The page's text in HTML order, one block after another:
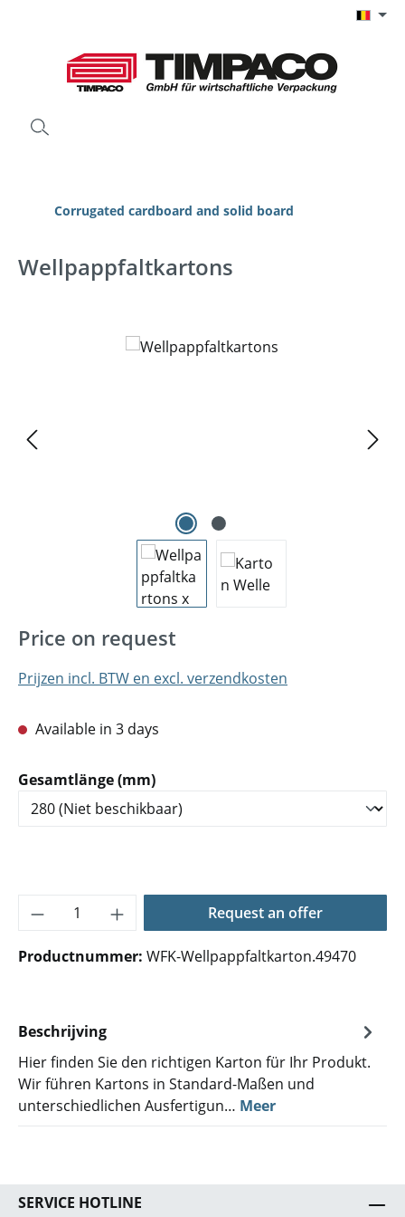
Corrugated cardboard and solid board
Wellpappfaltkartons
Afbeeldingengalerij overslaan
Price on request
Prijzen incl. BTW en excl. verzendkosten
Available in 3 days
Selecteer
Gesamtlänge (mm)
Producthoeveelheid: Voer de gewenste
Request an offer
Productnummer: WFK-Wellpappfaltkarton.49470
Beschrijving
Hier finden Sie den richtigen Karton für Ihr Produkt.
Wir führen Kartons in Standard-Maßen und
unterschiedlichen Ausfertigun… Meer
SERVICE HOTLINE